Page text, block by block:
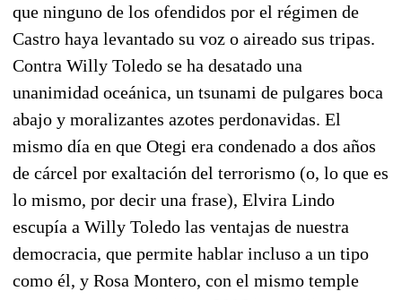
que ninguno de los ofendidos por el régimen de
Castro haya levantado su voz o aireado sus tripas.
Contra Willy Toledo se ha desatado una
unanimidad oceánica, un tsunami de pulgares boca
abajo y moralizantes azotes perdonavidas. El
mismo día en que Otegi era condenado a dos años
de cárcel por exaltación del terrorismo (o, lo que es
lo mismo, por decir una frase), Elvira Lindo
escupía a Willy Toledo las ventajas de nuestra
democracia, que permite hablar incluso a un tipo
como él, y Rosa Montero, con el mismo temple